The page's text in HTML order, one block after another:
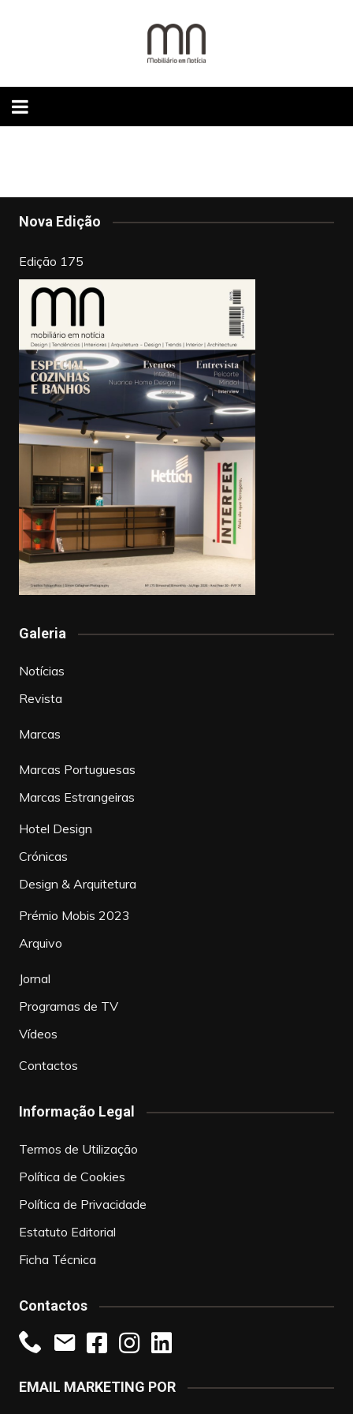
Nova Edição
Edição 175
Galeria
Notícias
Revista
Marcas
Marcas Portuguesas
Marcas Estrangeiras
Hotel Design
Crónicas
Design & Arquitetura
Prémio Mobis 2023
Arquivo
Jornal
Programas de TV
Vídeos
Contactos
Informação Legal
Termos de Utilização
Política de Cookies
Política de Privacidade
Estatuto Editorial
Ficha Técnica
Contactos
EMAIL MARKETING POR